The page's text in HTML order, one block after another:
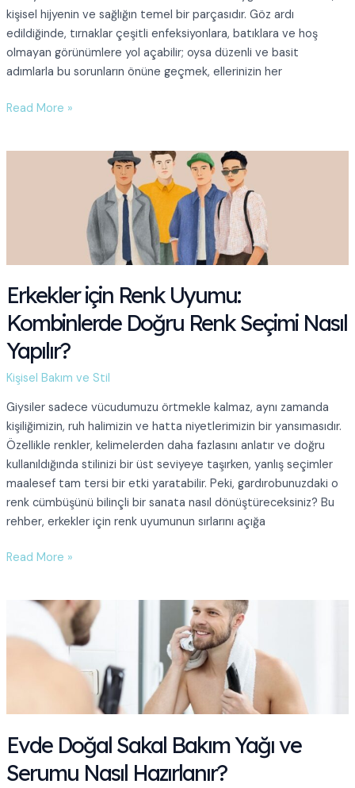
kişisel hijyenin ve sağlığın temel bir parçasıdır. Göz ardı
edildiğinde, tırnaklar çeşitli enfeksiyonlara, batıklara ve hoş
olmayan görünümlere yol açabilir; oysa düzenli ve basit
adımlarla bu sorunların önüne geçmek, ellerinizin her
Erkekler
Read More »
Erkekler için Renk Uyumu:
Kombinlerde Doğru Renk Seçimi Nasıl
Yapılır?
Kişisel Bakım ve Stil
Giysiler sadece vücudumuzu örtmekle kalmaz, aynı zamanda
kişiliğimizin, ruh halimizin ve hatta niyetlerimizin bir yansımasıdır.
Özellikle renkler, kelimelerden daha fazlasını anlatır ve doğru
kullanıldığında stilinizi bir üst seviyeye taşırken, yanlış seçimler
maalesef tam tersi bir etki yaratabilir. Peki, gardırobunuzdaki o
renk cümbüşünü bilinçli bir sanata nasıl dönüştüreceksiniz? Bu
rehber, erkekler için renk uyumunun sırlarını açığa
Erkekler
Uyumu:
Kombinlerde
Read More »
Evde Doğal Sakal Bakım Yağı ve
Serumu Nasıl Hazırlanır?